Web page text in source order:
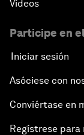
Vídeos
Participe en
Iniciar sesión
Asóciese con
Conviértase en
Regístrese